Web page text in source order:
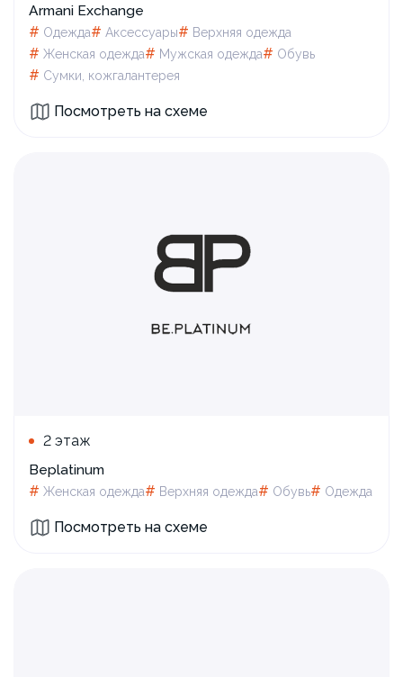
Armani Exchange
# Одежда# Аксессуары# Верхняя одежда
# Женская одежда# Мужская одежда# Обувь
# Сумки, кожгалантерея
Посмотреть на схеме
2 этаж
Beplatinum
# Женская одежда# Верхняя одежда# Обувь# Одежда
Посмотреть на схеме